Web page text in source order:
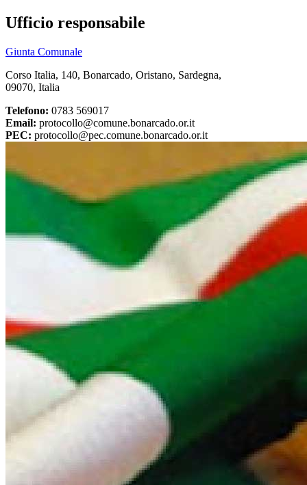
Ufficio responsabile
Giunta Comunale
Corso Italia, 140, Bonarcado, Oristano, Sardegna,
09070, Italia
Telefono: 0783 569017
Email: protocollo@comune.bonarcado.or.it
PEC: protocollo@pec.comune.bonarcado.or.it